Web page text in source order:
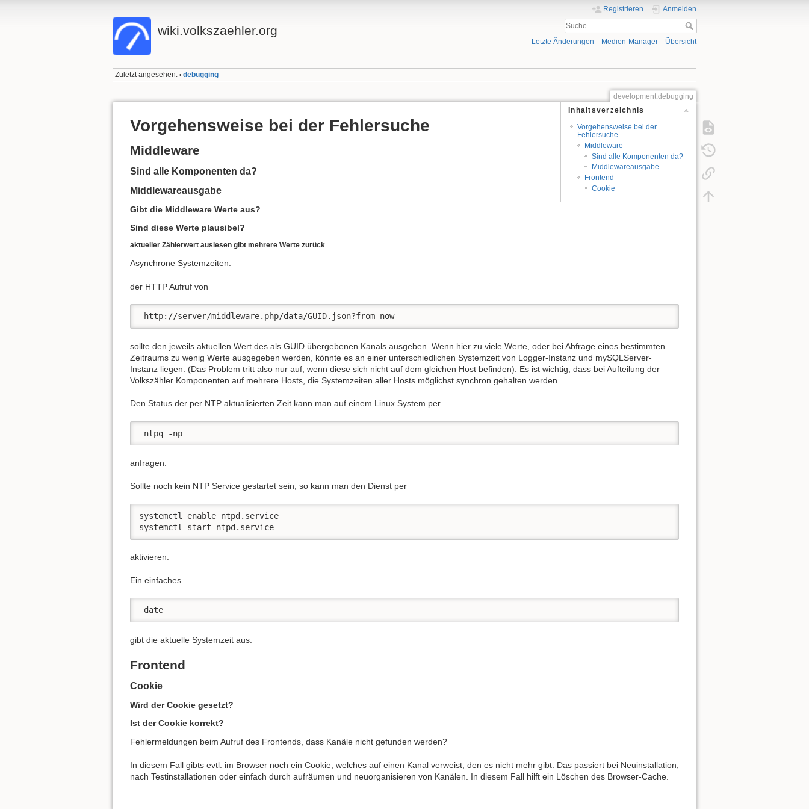
wiki.volkszaehler.org
Registrieren Anmelden
Letzte Änderungen Medien-Manager Übersicht
Zuletzt angesehen: • debugging
development:debugging
Inhaltsverzeichnis
Vorgehensweise bei der
Fehlersuche
Middleware
Sind alle Komponenten da?
Middlewareausgabe
Frontend
Cookie
Vorgehensweise bei der Fehlersuche
Middleware
Sind alle Komponenten da?
Middlewareausgabe
Gibt die Middleware Werte aus?
Sind diese Werte plausibel?
aktueller Zählerwert auslesen gibt mehrere Werte zurück
Asynchrone Systemzeiten:
der HTTP Aufruf von
http://server/middleware.php/data/GUID.json?from=now
sollte den jeweils aktuellen Wert des als GUID übergebenen Kanals ausgeben. Wenn hier zu viele Werte, oder bei Abfrage eines bestimmten
Zeitraums zu wenig Werte ausgegeben werden, könnte es an einer unterschiedlichen Systemzeit von Logger-Instanz und mySQLServer-
Instanz liegen. (Das Problem tritt also nur auf, wenn diese sich nicht auf dem gleichen Host befinden). Es ist wichtig, dass bei Aufteilung der
Volkszähler Komponenten auf mehrere Hosts, die Systemzeiten aller Hosts möglichst synchron gehalten werden.
Den Status der per NTP aktualisierten Zeit kann man auf einem Linux System per
ntpq -np
anfragen.
Sollte noch kein NTP Service gestartet sein, so kann man den Dienst per
systemctl enable ntpd.service
systemctl start ntpd.service
aktivieren.
Ein einfaches
date
gibt die aktuelle Systemzeit aus.
Frontend
Cookie
Wird der Cookie gesetzt?
Ist der Cookie korrekt?
Fehlermeldungen beim Aufruf des Frontends, dass Kanäle nicht gefunden werden?
In diesem Fall gibts evtl. im Browser noch ein Cookie, welches auf einen Kanal verweist, den es nicht mehr gibt. Das passiert bei Neuinstallation,
nach Testinstallationen oder einfach durch aufräumen und neuorganisieren von Kanälen. In diesem Fall hilft ein Löschen des Browser-Cache.